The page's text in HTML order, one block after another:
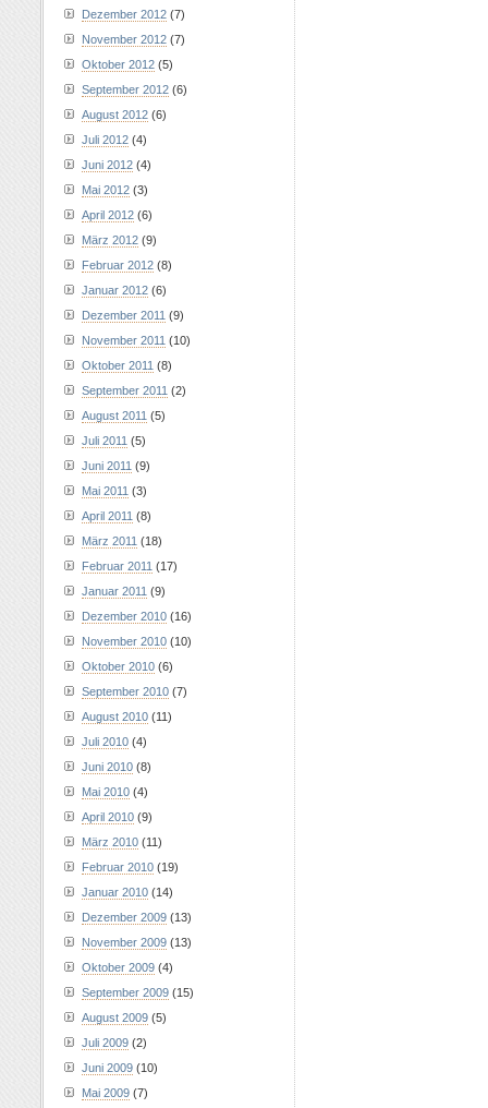
Dezember 2012 (7)
November 2012 (7)
Oktober 2012 (5)
September 2012 (6)
August 2012 (6)
Juli 2012 (4)
Juni 2012 (4)
Mai 2012 (3)
April 2012 (6)
März 2012 (9)
Februar 2012 (8)
Januar 2012 (6)
Dezember 2011 (9)
November 2011 (10)
Oktober 2011 (8)
September 2011 (2)
August 2011 (5)
Juli 2011 (5)
Juni 2011 (9)
Mai 2011 (3)
April 2011 (8)
März 2011 (18)
Februar 2011 (17)
Januar 2011 (9)
Dezember 2010 (16)
November 2010 (10)
Oktober 2010 (6)
September 2010 (7)
August 2010 (11)
Juli 2010 (4)
Juni 2010 (8)
Mai 2010 (4)
April 2010 (9)
März 2010 (11)
Februar 2010 (19)
Januar 2010 (14)
Dezember 2009 (13)
November 2009 (13)
Oktober 2009 (4)
September 2009 (15)
August 2009 (5)
Juli 2009 (2)
Juni 2009 (10)
Mai 2009 (7)